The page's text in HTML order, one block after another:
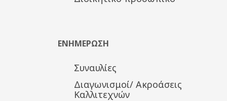
ΕΝΗΜΕΡΩΣΗ
Συναυλίες
Διαγωνισμοί/ Ακροάσεις
Καλλιτεχνών